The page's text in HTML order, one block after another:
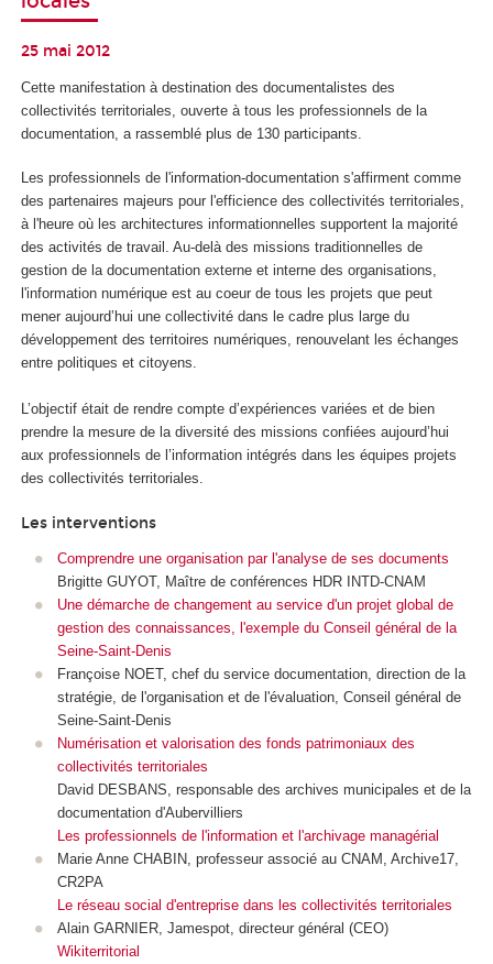
25 mai 2012
Cette manifestation à destination des documentalistes des
collectivités territoriales, ouverte à tous les professionnels de la
documentation, a rassemblé plus de 130 participants.
Les professionnels de l'information-documentation s'affirment comme
des partenaires majeurs pour l'efficience des collectivités territoriales,
à l'heure où les architectures informationnelles supportent la majorité
des activités de travail. Au-delà des missions traditionnelles de
gestion de la documentation externe et interne des organisations,
l'information numérique est au coeur de tous les projets que peut
mener aujourd’hui une collectivité dans le cadre plus large du
développement des territoires numériques, renouvelant les échanges
entre politiques et citoyens.
L’objectif était de rendre compte d’expériences variées et de bien
prendre la mesure de la diversité des missions confiées aujourd’hui
aux professionnels de l’information intégrés dans les équipes projets
des collectivités territoriales.
Les interventions
Comprendre une organisation par l'analyse de ses documents
Brigitte GUYOT, Maître de conférences HDR INTD-CNAM
Une démarche de changement au service d'un projet global de
gestion des connaissances, l'exemple du Conseil général de la
Seine-Saint-Denis
Françoise NOET, chef du service documentation, direction de la
stratégie, de l'organisation et de l'évaluation, Conseil général de
Seine-Saint-Denis
Numérisation et valorisation des fonds patrimoniaux des
collectivités territoriales
David DESBANS, responsable des archives municipales et de la
documentation d'Aubervilliers
Les professionnels de l'information et l'archivage managérial
Marie Anne CHABIN, professeur associé au CNAM, Archive17,
CR2PA
Le réseau social d'entreprise dans les collectivités territoriales
Alain GARNIER, Jamespot, directeur général (CEO)
Wikiterritorial